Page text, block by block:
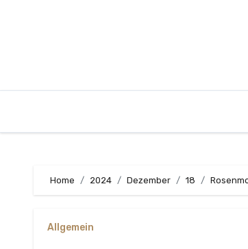
Home 2024 Dezember 18
Allgemein